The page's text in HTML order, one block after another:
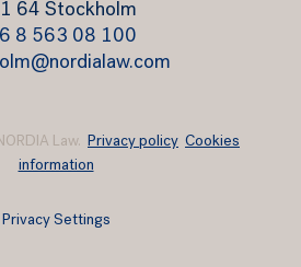
64 Stockholm
8 563 08 100
Law. Privacy policy Cookies
information
Privacy Settings